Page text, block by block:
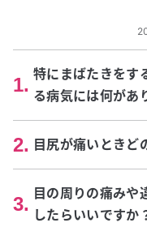
1. 特にまばたきをす
る病気には何があ
2. 目尻が痛いときど
3. 目の周りの痛みや
したらいいですか